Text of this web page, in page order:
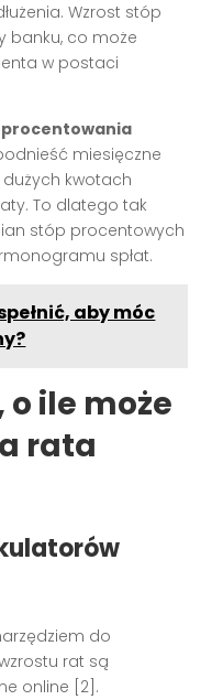
Wzrost stóp
banku, co może
w postaci
miesięczne
dużych kwotach
To dlatego tak
stóp procentowych
spłat.
aby móc
ile może
rata
do
rat są
online [2].